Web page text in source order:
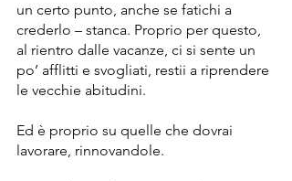
un certo punto, anche se fatichi a
crederlo – stanca. Proprio per questo,
al rientro dalle vacanze, ci si sente un
po’ afflitti e svogliati, restii a riprendere
le vecchie abitudini.
Ed è proprio su quelle che dovrai
lavorare, rinnovandole.